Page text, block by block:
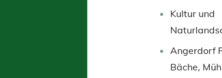
Kultur und
Angerdorf
Bäche,